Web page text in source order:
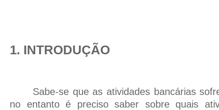
1. INTRODUÇÃO
Sabe-se que as atividades bancárias
no entanto é preciso saber sobre quais